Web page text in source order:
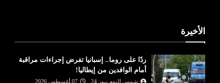
الأخيرة
ردًا على روما.. إسبانيا تفرض إجراءات مراقبة
أمام الوافدين من إيطاليا!